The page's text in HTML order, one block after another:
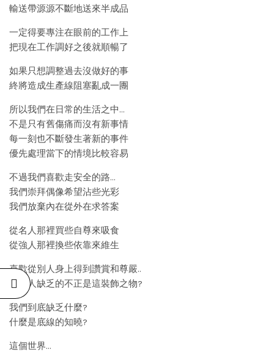
輸送帶源源不斷地送來半成品
一定得要專注在眼前的工作上
把現在工作調好之後就順暢了
如果只想調整過去沒做好的事
終將造成生產線阻塞亂成一團
所以我們在日常的生活之中…
不是只有舊傷痛而沒有新事情
每一刻也不斷發生著新的事件
優先處理當下的情境比較容易
不過我們喜歡走安全的路…
我們崇拜偶像希望沾些光彩
我們放棄內在從外在求答案
從名人那裡買些自尊來吸食
從強人那裡換些依靠來維生
喜歡從別人身上得到讚賞和尊嚴..
而別人缺乏的不正是這裝飾之物?
我們到底缺乏什麼?
什麼是底線的知曉?
這個世界…